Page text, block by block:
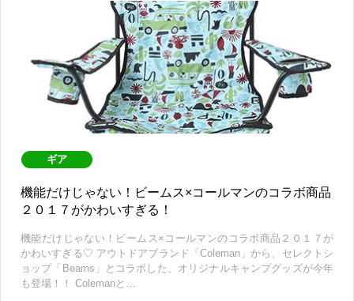
ギア
機能だけじゃない！ビームス×コールマンのコラボ商品
２０１７がかわいすぎる！
機能だけじゃない！ビームス×コールマンのコラボ商品２０１７が
かわいすぎる♡ アウトドアブランド「Coleman」から、セレクトシ
ョップ「Beams」とコラボした、オリジナルキャンプグッズが今年
も登場！！ Colemanと…